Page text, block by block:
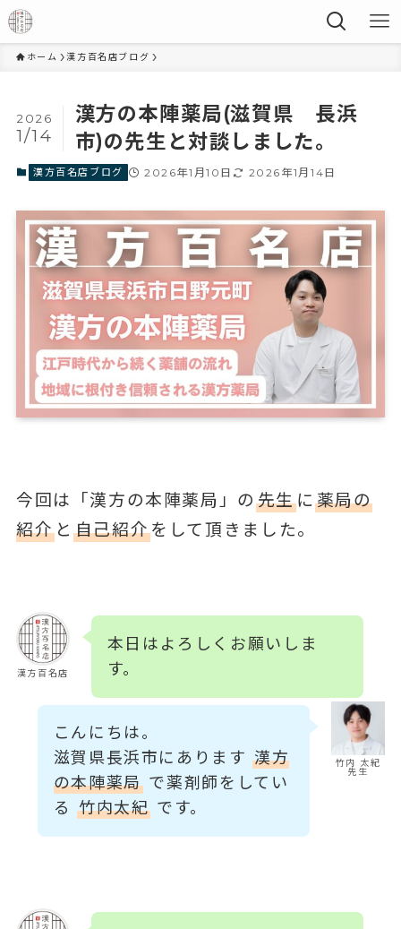
ホーム 漢方百名店ブログ
漢方の本陣薬局(滋賀県 長浜
市)の先生と対談しました。
2026
1/14
漢方百名店ブログ 2026年1月10日 2026年1月14日
今回は「漢方の本陣薬局」の 先生に 薬局の
紹介 と 自己紹介をして頂きました。
漢方百名店
本日はよろしくお願いしま
す。
竹内 太紀
先生
こんにちは。
滋賀県長浜市にあります漢方
の本陣薬局で薬剤師をしてい
る竹内太紀 です。